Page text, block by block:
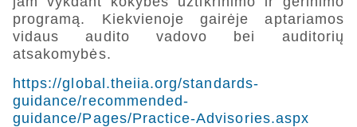
programą. Kiekvienoje gairėje aptariamos
vidaus audito vadovo bei auditorių
atsakomybės.
https://global.theiia.org/standards-
guidance/recommended-
guidance/Pages/Practice-Advisories.aspx